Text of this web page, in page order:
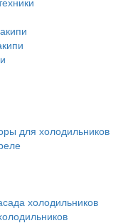
для холодильников
холодильников